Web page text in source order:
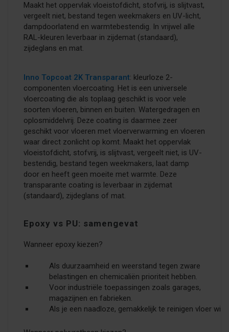
Maakt het oppervlak vloeistofdicht, stofvrij, is slijtvast,
vergeelt niet, bestand tegen weekmakers en UV-licht,
dampdoorlatend en warmtebestendig. In vrijwel alle
RAL-kleuren leverbaar in zijdemat (standaard),
zijdeglans en mat.
Inno Topcoat 2K Transparant: kleurloze 2-
componenten vloercoating. Het is een universele
vloercoating die als toplaag geschikt is voor vele
soorten vloeren, binnen en buiten. Watergedragen en
oplosmiddelvrij. Deze coating is daarmee zeer
geschikt voor vloeren met vloerverwarming en vloeren
waar direct zonlicht op komt. Maakt het oppervlak
vloeistofdicht, stofvrij, is slijtvast, vergeelt niet, is UV-
bestendig, bestand tegen weekmakers, laat damp
door en heeft geen moeite met warmte. Deze
transparante coating is leverbaar in zijdemat
(standaard), zijdeglans of mat.
Epoxy vs PU: samengevat
Wanneer epoxy kiezen?
Als duurzaamheid en weerstand tegen zware
belastingen en chemicaliën prioriteit hebben.
Voor industriële toepassingen zoals garages,
magazijnen en fabrieken.
Als je een naadloze, gemakkelijk te reinigen vloer wilt.